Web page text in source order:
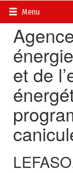
Menu
Accueil>
et de